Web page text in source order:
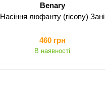
Benary
Насіння люфанту (гісопу) Зані
460 грн
В наявності